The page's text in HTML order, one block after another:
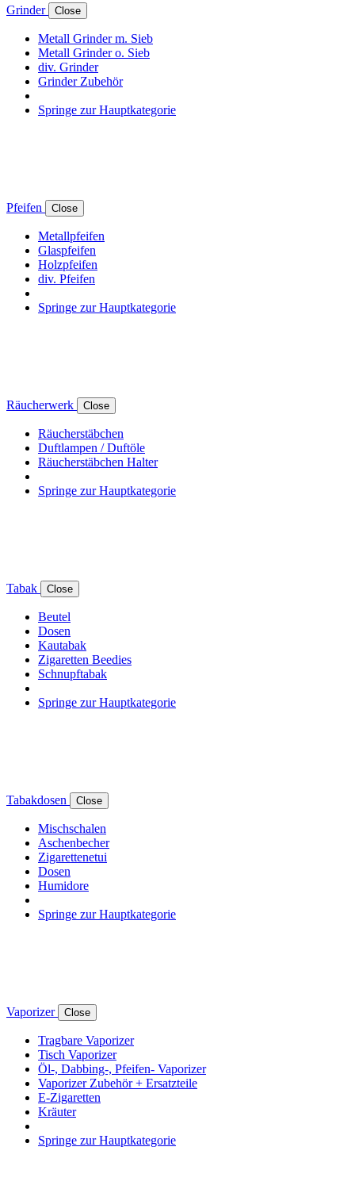
Grinder Close
Metall Grinder m. Sieb
Metall Grinder o. Sieb
div. Grinder
Grinder Zubehör
Springe zur Hauptkategorie
Pfeifen Close
Metallpfeifen
Glaspfeifen
Holzpfeifen
div. Pfeifen
Springe zur Hauptkategorie
Räucherwerk Close
Räucherstäbchen
Duftlampen / Duftöle
Räucherstäbchen Halter
Springe zur Hauptkategorie
Tabak Close
Beutel
Dosen
Kautabak
Zigaretten Beedies
Schnupftabak
Springe zur Hauptkategorie
Tabakdosen Close
Mischschalen
Aschenbecher
Zigarettenetui
Dosen
Humidore
Springe zur Hauptkategorie
Vaporizer Close
Tragbare Vaporizer
Tisch Vaporizer
Öl-, Dabbing-, Pfeifen- Vaporizer
Vaporizer Zubehör + Ersatzteile
E-Zigaretten
Kräuter
Springe zur Hauptkategorie